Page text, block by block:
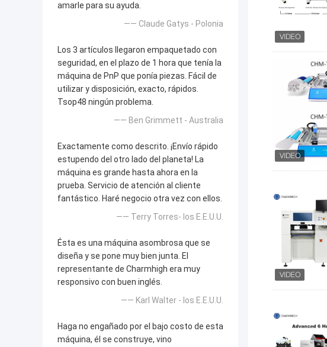
amarle para su ayuda.
—— Claude Gatys - Polonia
Los 3 artículos llegaron empaquetado con
seguridad, en el plazo de 1 hora que tenía la
máquina de PnP que ponía piezas. Fácil de
utilizar y disposición, exacto, rápidos.
Tsop48 ningún problema.
—— Ben Grimmett - Australia
Exactamente como descrito. ¡Envío rápido
estupendo del otro lado del planeta! La
máquina es grande hasta ahora en la
prueba. Servicio de atención al cliente
fantástico. Haré negocio otra vez con ellos.
—— Terry Torres- los E.E.U.U.
Ésta es una máquina asombrosa que se
diseña y se pone muy bien junta. El
representante de Charmhigh era muy
responsivo con buen inglés.
—— Karl Walter - los E.E.U.U.
Haga no engañado por el bajo costo de esta
máquina, él se construye, vino